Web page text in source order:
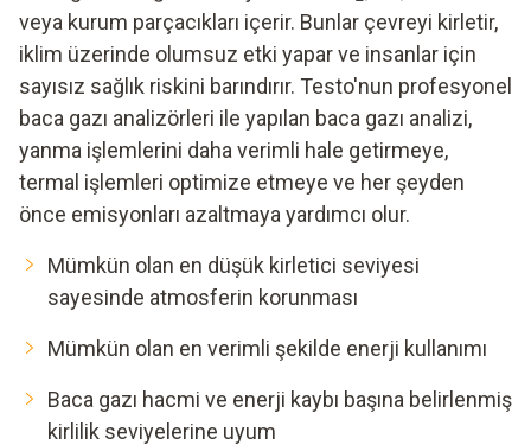
veya kurum parçacıkları içerir. Bunlar çevreyi kirletir,
iklim üzerinde olumsuz etki yapar ve insanlar için
sayısız sağlık riskini barındırır. Testo'nun profesyonel
baca gazı analizörleri ile yapılan baca gazı analizi,
yanma işlemlerini daha verimli hale getirmeye,
termal işlemleri optimize etmeye ve her şeyden
önce emisyonları azaltmaya yardımcı olur.
Mümkün olan en düşük kirletici seviyesi
sayesinde atmosferin korunması
Mümkün olan en verimli şekilde enerji kullanımı
Baca gazı hacmi ve enerji kaybı başına belirlenmiş
kirlilik seviyelerine uyum